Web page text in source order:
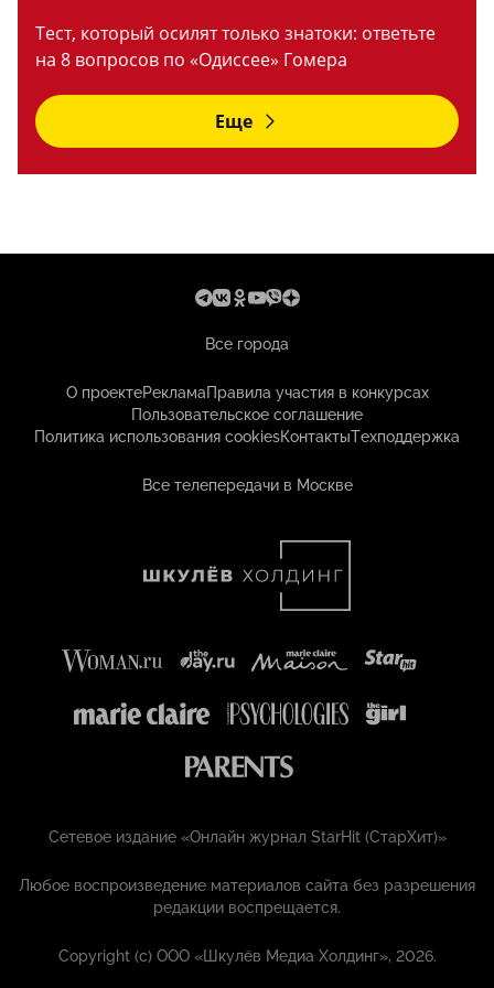
Тест, который осилят только знатоки: ответьте
на 8 вопросов по «Одиссее» Гомера
Еще
Все города
О проектеРекламаПравила участия в конкурсах
Пользовательское соглашение
Политика использования cookiesКонтактыТехподдержка
Все телепередачи в Москве
Сетевое издание «Онлайн журнал StarHit (СтарХит)»
Любое воспроизведение материалов сайта без разрешения
редакции воспрещается.
Copyright (с) ООО «Шкулёв Медиа Холдинг», 2026.